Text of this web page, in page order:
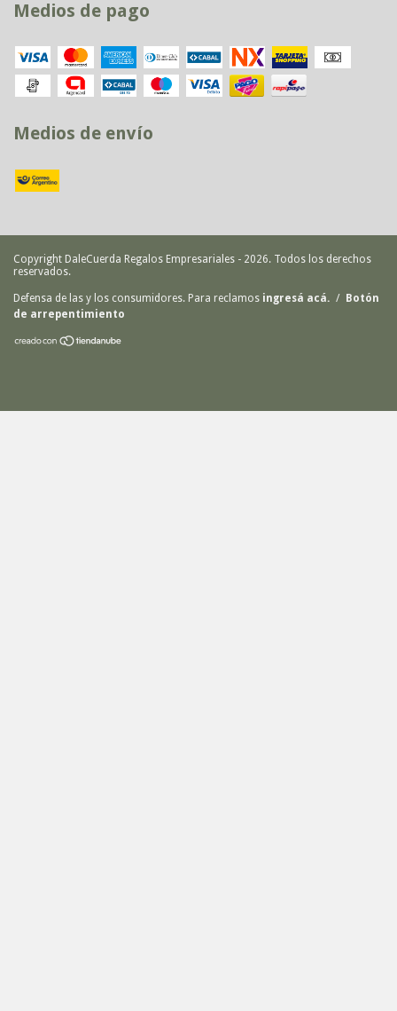
Medios de pago
Medios de envío
Copyright DaleCuerda Regalos Empresariales - 2026. Todos los derechos
reservados.
Defensa de las y los consumidores. Para reclamos ingresá acá. /
Botón
de arrepentimiento